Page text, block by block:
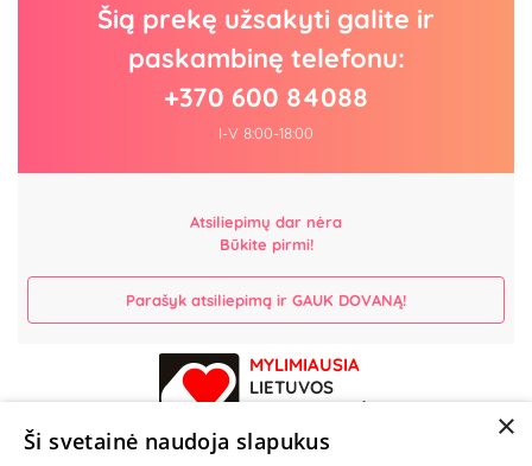
Šią prekę užsakyti galite ir
paskambinę telefonu:
+370 600 84088
I-V 8:00-18:00
Atsiliepimų dar nėra
Būkite pirmi!
Parašyk atsiliepimą ir GAUK DOVANĄ!
MYLIMIAUSIA
LIETUVOS
PARDUOTUVĖ
×
Ši svetainė naudoja slapukus